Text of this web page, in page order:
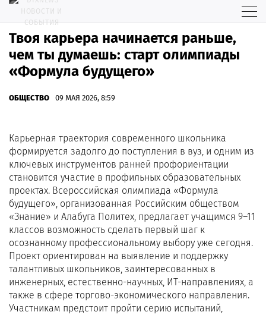
Твоя карьера начинается раньше,
чем ты думаешь: старт олимпиады
«Формула будущего»
ОБЩЕСТВО 09 МАЯ 2026, 8:59
Карьерная траектория современного школьника
формируется задолго до поступления в вуз, и одним из
ключевых инструментов ранней профориентации
становится участие в профильных образовательных
проектах. Всероссийская олимпиада «Формула
будущего», организованная Российским обществом
«Знание» и Алабуга Политех, предлагает учащимся 9–11
классов возможность сделать первый шаг к
осознанному профессиональному выбору уже сегодня.
Проект ориентирован на выявление и поддержку
талантливых школьников, заинтересованных в
инженерных, естественно-научных, ИТ-направлениях, а
также в сфере торгово-экономического направления.
Участникам предстоит пройти серию испытаний,